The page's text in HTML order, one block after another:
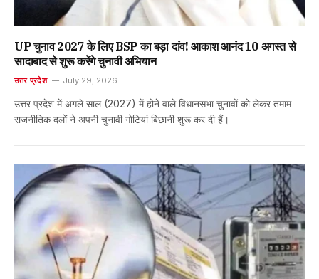
UP चुनाव 2027 के लिए BSP का बड़ा दांव! आकाश आनंद 10 अगस्त से
सादाबाद से शुरू करेंगे चुनावी अभियान
उत्तर प्रदेश July 29, 2026
उत्तर प्रदेश में अगले साल (2027) में होने वाले विधानसभा चुनावों को लेकर तमाम
राजनीतिक दलों ने अपनी चुनावी गोटियां बिछानी शुरू कर दी हैं।